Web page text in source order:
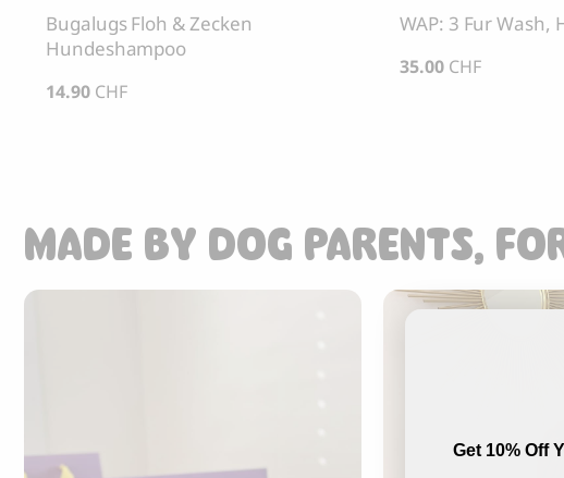
Bugalugs Floh & Zecken
Hundeshampoo
14.90 CHF
WAP: 3 Fur Wash,
35.00 CHF
MADE BY DOG PARENTS,
Get 10% Off